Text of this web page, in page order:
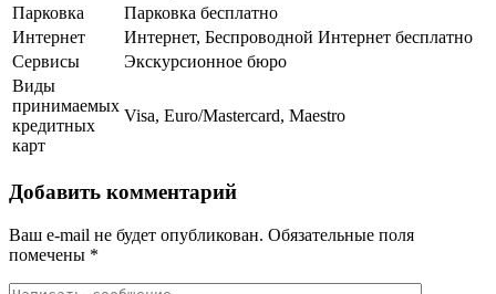
Парковка
Парковка бесплатно
Интернет
Интернет, Беспроводной Интернет бесплатно
Сервисы
Экскурсионное бюро
Виды
принимаемых
кредитных
карт
Visa, Euro/Mastercard, Maestro
Добавить комментарий
Ваш e-mail не будет опубликован. Обязательные поля
помечены *